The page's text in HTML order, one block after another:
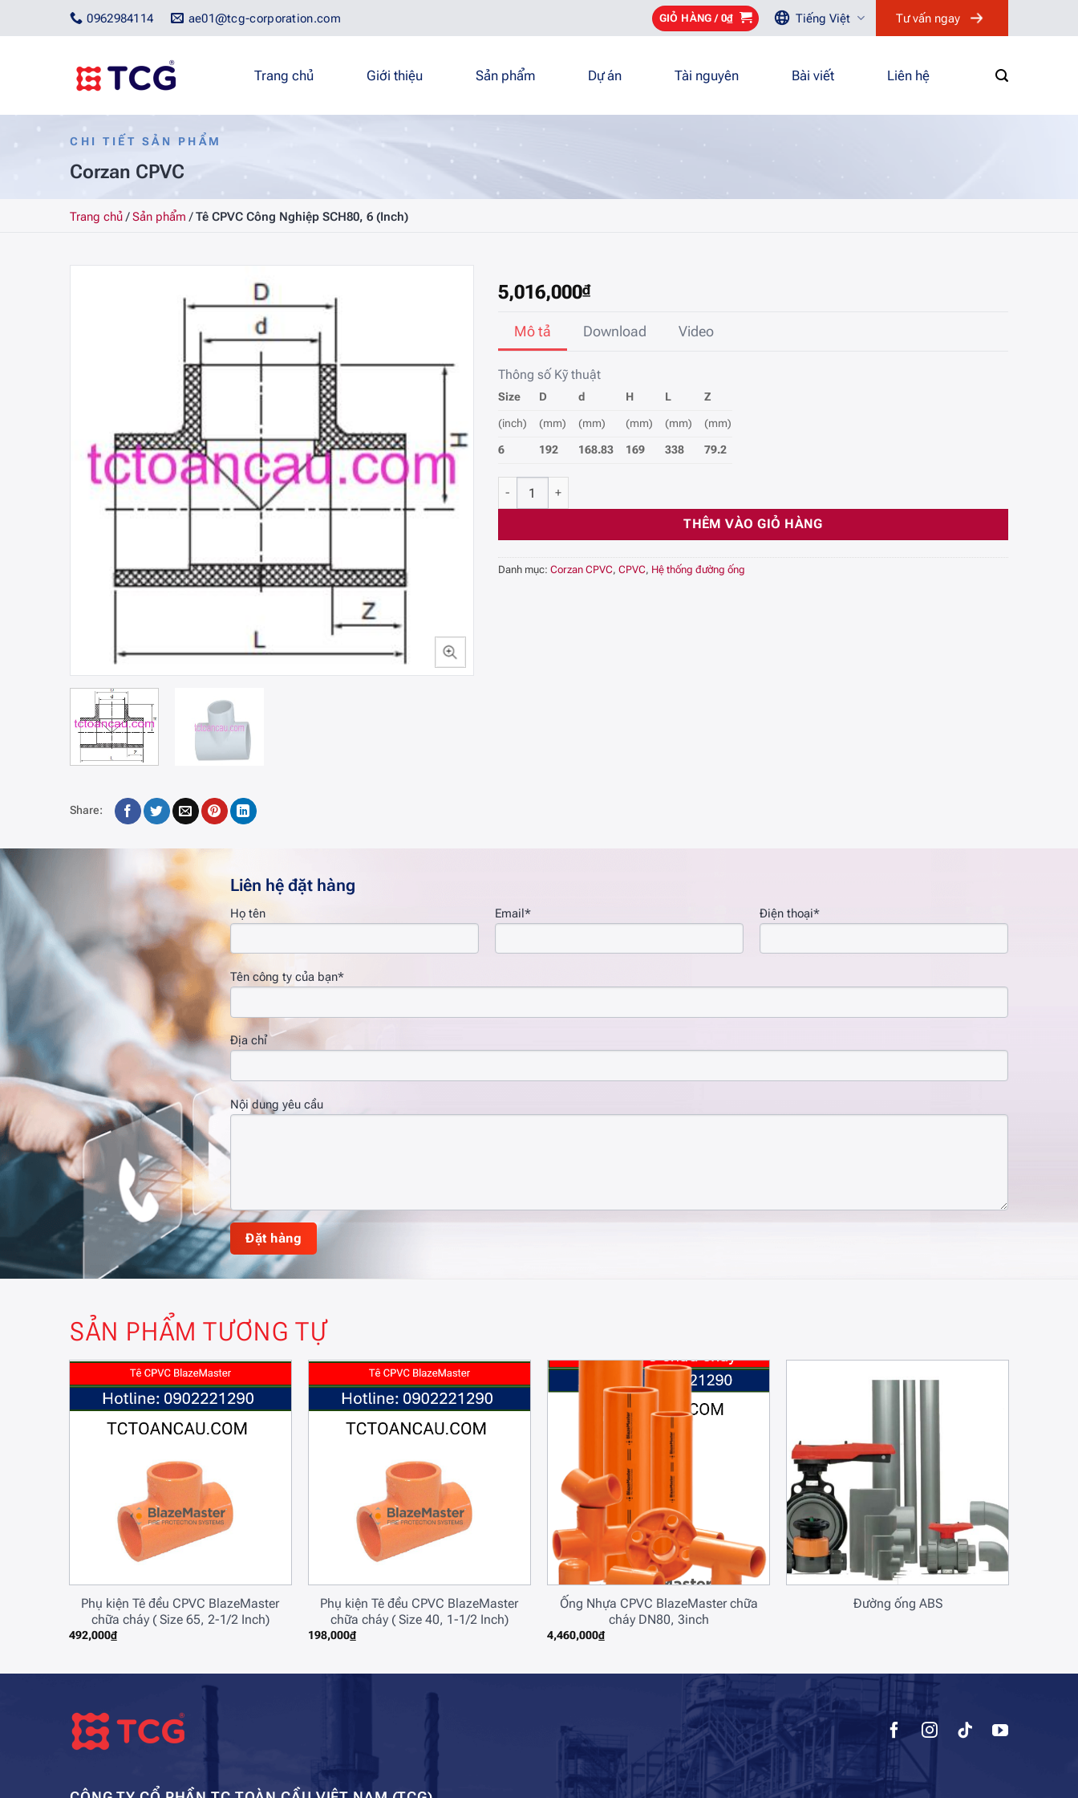
ae01@tcg-corporation.com
0962984114 GIỎ HÀNG / 0₫ Tiếng Việt Tư vấn ngay
Trang chủ Giới thiệu Sản phẩm Dự án Tài nguyên Bài viết Liên hệ
CHI TIẾT SẢN PHẨM
Corzan CPVC
Trang chủ/Sản phẩm /Tê CPVC Công Nghiệp SCH80, 6 (Inch)
5,016,000₫
Mô tả Download Video
Thông số Kỹ thuật
Size D d H L
Z
(inch)
(mm) (mm) (mm) (mm)
(mm)
6
192 168.83 169 338 79.2
Tê CPVC Công Nghiệp SCH80, 6 (Inch) số lượng
THÊM VÀO GIỎ HÀNG
Danh mục: Corzan CPVC, CPVC, Hệ thống đường ống
Share:
Liên hệ đặt hàng
Họ tên Email* Điện thoại*
Tên công ty của bạn*
Địa chỉ
Nội dung yêu cầu
SẢN PHẨM TƯƠNG TỰ
Phụ kiện Tê đều CPVC BlazeMaster
chữa cháy ( Size 65, 2-1/2 Inch)
492,000₫
Phụ kiện Tê đều CPVC BlazeMaster
chữa cháy ( Size 40, 1-1/2 Inch)
198,000₫
Ống Nhựa CPVC BlazeMaster chữa
cháy DN80, 3inch
4,460,000₫
Đường ống ABS